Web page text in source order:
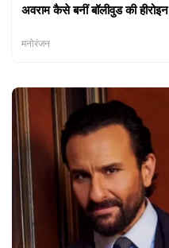
अवराम कैसे बनीं बॉलीवुड की हीरोइन
मनोरंजन